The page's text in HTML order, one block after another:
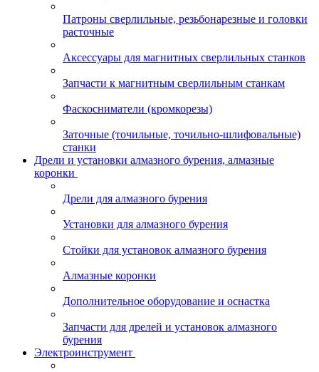
Патроны сверлильные, резьбонарезные и головки
расточные
Аксессуары для магнитных сверлильных станков
Запчасти к магнитным сверлильным станкам
Фаскосниматели (кромкорезы)
Заточные (точильные, точильно-шлифовальные)
станки
Дрели и установки алмазного бурения, алмазные
коронки
Дрели для алмазного бурения
Установки для алмазного бурения
Стойки для установок алмазного бурения
Алмазные коронки
Дополнительное оборудование и оснастка
Запчасти для дрелей и установок алмазного
бурения
Электроинструмент